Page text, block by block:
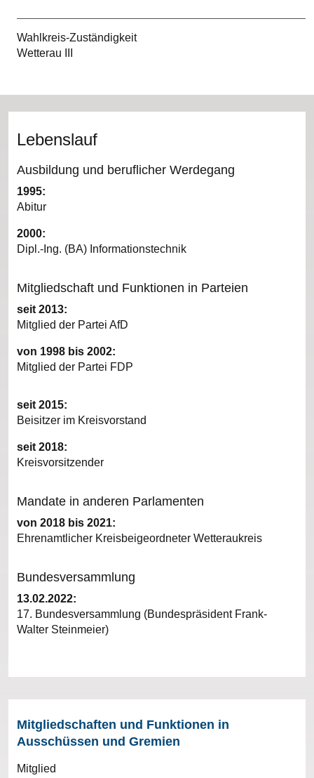
Wahlkreis-Zuständigkeit
Wetterau III
Lebenslauf
Ausbildung und beruflicher Werdegang
1995:
Abitur
2000:
Dipl.-Ing. (BA) Informationstechnik
Mitgliedschaft und Funktionen in Parteien
seit 2013:
Mitglied der Partei AfD
von 1998 bis 2002:
Mitglied der Partei FDP
seit 2015:
Beisitzer im Kreisvorstand
seit 2018:
Kreisvorsitzender
Mandate in anderen Parlamenten
von 2018 bis 2021:
Ehrenamtlicher Kreisbeigeordneter Wetteraukreis
Bundesversammlung
13.02.2022:
17. Bundesversammlung (Bundespräsident Frank-
Walter Steinmeier)
Mitgliedschaften und Funktionen in
Ausschüssen und Gremien
Mitglied